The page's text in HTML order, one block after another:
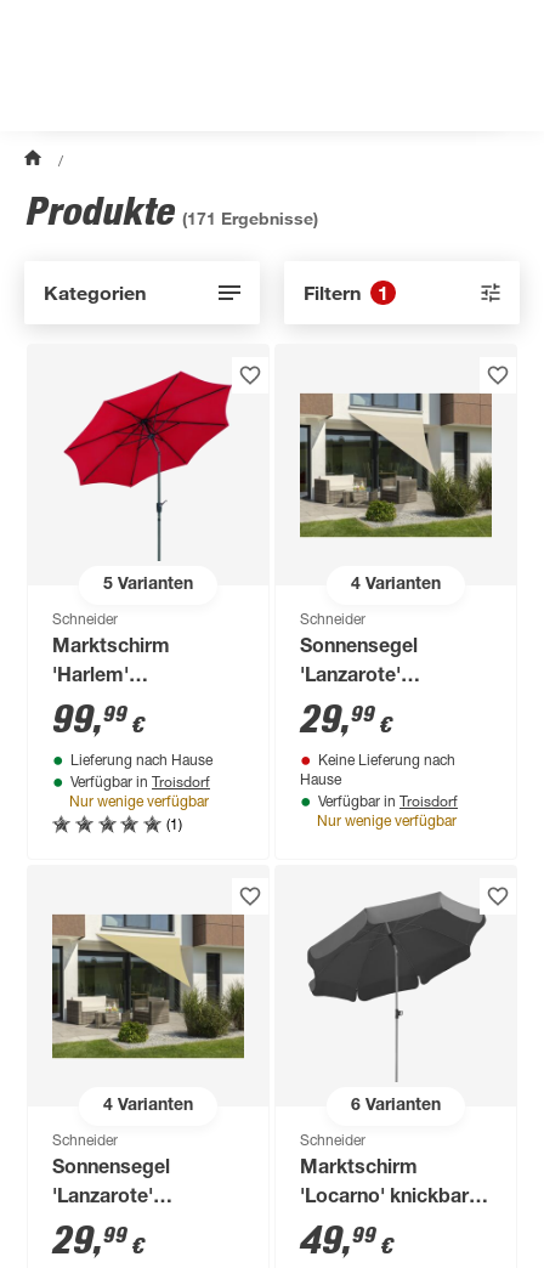
/
Produkte (171 Ergebnisse)
Kategorien Filtern 1
5Varianten
Schneider
Marktschirm
'Harlem'
drehbar/knickbar Ø
270 cm
99,99 €
Lieferung nach Hause
Verfügbar in Troisdorf
Nur wenige verfügbar
(1)
4Varianten
Schneider
Sonnensegel
'Lanzarote'
wasserabweisend
400 x 400 x 300 cm
29,99 €
Keine Lieferung nach
Hause
Verfügbar in Troisdorf
Nur wenige verfügbar
4Varianten
Schneider
Sonnensegel
'Lanzarote'
wasserabweisend
360 x 360 x 360 cm
29,99 €
6Varianten
Schneider
Marktschirm
'Locarno' knickbar Ø
200 cm
49,99 €